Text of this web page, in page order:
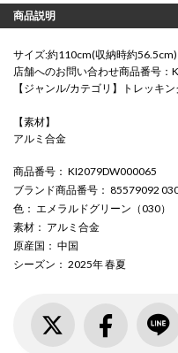
商品説明
サイズ:約110cm(収納時約56.5cm)
店舗へのお問い合わせ商品番号
【ジャンル/カテゴリ】トレッキ
【素材】
アルミ合金
商品番号 ： KI2079DW000065
ブランド商品番号 ： 85579092
色 ： エメラルドグリーン（030）
素材 ： アルミ合金
原産国 ： 中国
シーズン ： 2025年 春夏